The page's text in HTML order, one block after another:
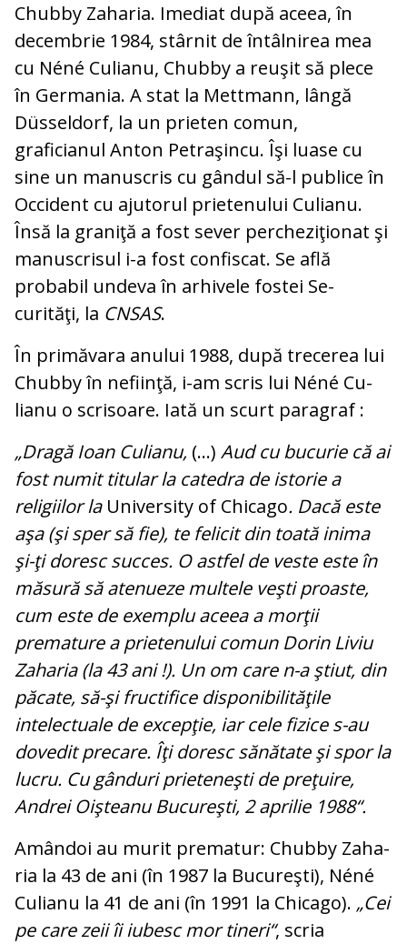
Chubby Zaharia. Imediat după ace­ea, în
decembrie 1984, stârnit de în­tâl­ni­rea mea
cu Néné Culianu, Chubby a reuşit să plece
în Germania. A stat la Mettmann, lângă
Düsseldorf, la un prieten comun,
graficianul Anton Petraşincu. Îşi luase cu
sine un manuscris cu gândul să-l publice în
Occident cu ajutorul prietenului Cu­lia­nu.
Însă la graniţă a fost sever per­che­zi­ţionat şi
manuscrisul i-a fost confiscat. Se află
probabil undeva în arhivele fostei Se­
curităţi, la CNSAS.
În primăvara anului 1988, după trecerea lui
Chubby în nefiinţă, i-am scris lui Néné Cu­
lianu o scrisoare. Iată un scurt paragraf :
„Dragă Ioan Culianu, (...) Aud cu bucurie că ai
fost numit ti­tu­lar la catedra de istorie a
religiilor la Uni­versity of Chicago. Dacă este
aşa (şi sper să fie), te felicit din toată inima
şi-ţi doresc succes. O astfel de veste este în
mă­sură să atenueze multele veşti proas­te,
cum este de exemplu aceea a morţii
premature a prietenului comun Dorin Li­viu
Zaharia (la 43 ani !). Un om care n-a ştiut, din
păcate, să-şi fructifice dis­po­ni­bilităţile
intelectuale de excepţie, iar cele fizice s-au
dovedit precare. Îţi doresc să­nătate şi spor la
lucru. Cu gânduri prie­teneşti de preţuire,
Andrei Oişteanu Bucureşti, 2 aprilie 1988“.
Amândoi au murit prematur: Chubby Za­ha­
ria la 43 de ani (în 1987 la Bucureşti), Né­né
Culianu la 41 de ani (în 1991 la Chi­ca­go). „Cei
pe care zeii îi iubesc mor ti­neri“, scria